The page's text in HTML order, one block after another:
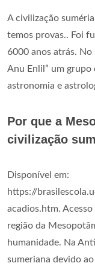
A civilização
temos provas.. Foi
6000 anos atrás. No
Anu Enlil” um grupo
astronomia e
Por que a
civilização
Disponível em:
https://
acadios.htm.
região da
humanidade. Na
sumeriana devido